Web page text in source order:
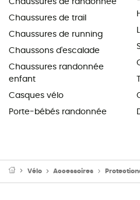
Chaussures de randonnée
Chaussures de trail
Chaussures de running
Chaussons d'escalade
Chaussures randonnée
enfant
Casques vélo
Porte-bébés randonnée
Vélo Accessoires